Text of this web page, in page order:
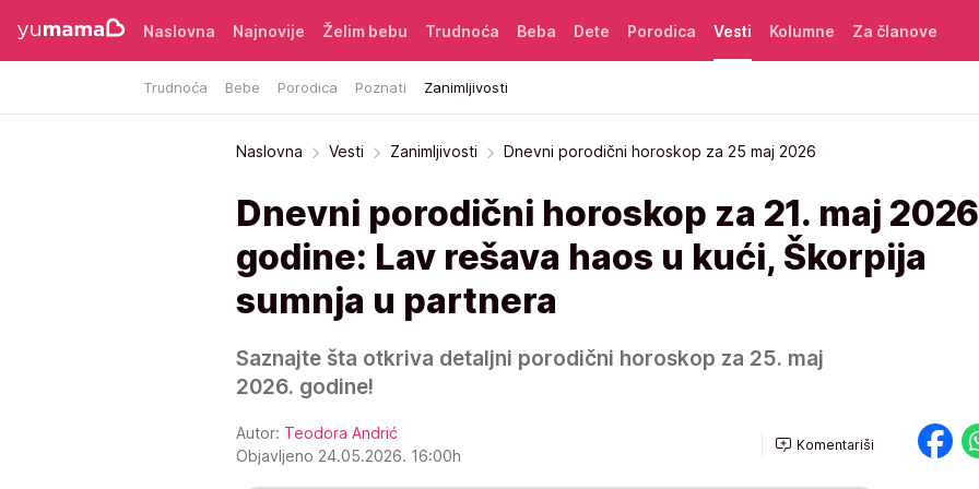
Naslovna Najnovije Želim bebu Trudnoća Beba Dete Porodica Vesti
Trudnoća Bebe Porodica Poznati Zanimljivosti
Kolumne Za članove
Naslovna Vesti Zanimljivosti Dnevni porodični horoskop za 25 maj 2026
Dnevni porodični horoskop za 21. maj
godine: Lav rešava haos u kući, Škorpija
sumnja u partnera
Saznajte šta otkriva detaljni porodični horoskop za 25. maj
2026. godine!
Autor: Teodora Andrić
Objavljeno 24.05.2026. 16:00h
Komentariši